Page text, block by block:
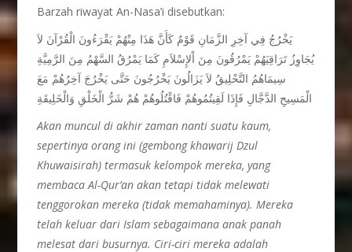
Barzah riwayat An-Nasa’i disebutkan:
يَخْرُجُ فِي آخِرِ الزَّمَانِ قَوْمٌ كَأَنَّ هَذَا مِنْهُمْ يَقْرَءُونَ الْقُرْآنَ لاَ
يُجَاوِزُ تَرَاقِيَهُمْ يَمْرُقُونَ مِنَ اْلإِسْلاَمِ كَمَا يَمْرُقُ السَّهْمُ مِنَ الرَّمِيَّةِ
سِيمَاهُمُ التَّحْلِيقُ لاَ يَزَالُونَ يَخْرُجُونَ حَتَّى يَخْرُجَ آخِرُهُمْ مَعَ
الْمَسِيحِ الدَّجَّالِ فَإِذَا لَقِيتُمُوهُمْ فَاقْتُلُوهُمْ هُمْ شَرُّ الْخَلْقِ وَالْخَلِيقَةِ
Akan muncul di akhir zaman nanti suatu kaum,
sepertinya orang ini (gembong khawarij Dzul
Khuwaisirah) termasuk kelompok mereka, yang
membaca Al-Qur’an akan tetapi tidak melewati
tenggorokan mereka (tidak memahaminya). Mereka
telah keluar dari Islam sebagaimana anak panah
melesat dari busurnya. Ciri-ciri mereka adalah